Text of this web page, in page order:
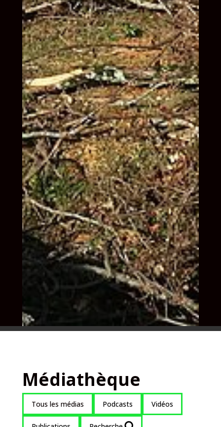
Médiathèque
Tous les médias Podcasts Vidéos